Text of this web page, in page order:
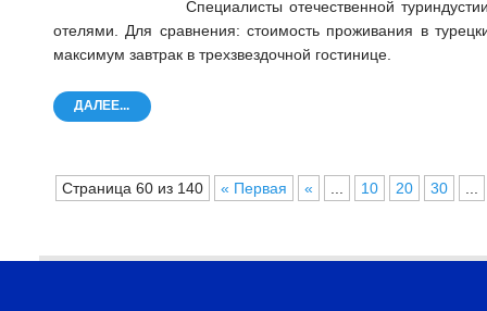
Специалисты отечественной
отелями. Для сравнения: стоимость проживания в
максимум завтрак в трехзвездочной гостинице.
ДАЛЕЕ...
Страница 60 из 140 « Первая « ... 10 20 30 ...